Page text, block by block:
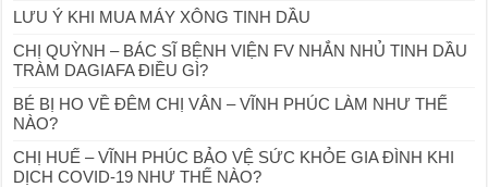
LƯU Ý KHI MUA MÁY XÔNG TINH DẦU
CHỊ QUỲNH – BÁC SĨ BỆNH VIỆN FV NHẮN NHỦ TINH DẦU
TRÀM DAGIAFA ĐIỀU GÌ?
BÉ BỊ HO VỀ ĐÊM CHỊ VÂN – VĨNH PHÚC LÀM NHƯ THẾ
NÀO?
CHỊ HUẾ – VĨNH PHÚC BẢO VỆ SỨC KHỎE GIA ĐÌNH KHI
DỊCH COVID-19 NHƯ THẾ NÀO?